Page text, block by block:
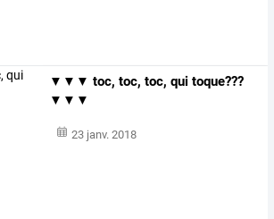
▼▼▼ toc, toc, toc, qui toque???
▼▼▼
23 janv. 2018